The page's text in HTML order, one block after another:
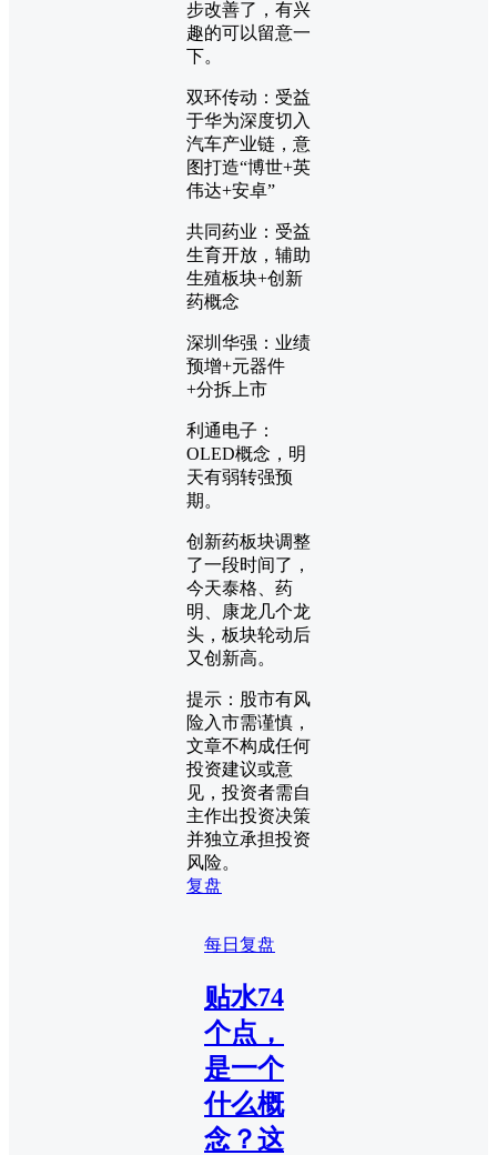
步改善了，有兴
趣的可以留意一
下。
双环传动：受益
于华为深度切入
汽车产业链，意
图打造“博世+英
伟达+安卓”
共同药业：受益
生育开放，辅助
生殖板块+创新
药概念
深圳华强：业绩
预增+元器件
+分拆上市
利通电子：
OLED概念，明
天有弱转强预
期。
创新药板块调整
了一段时间了，
今天泰格、药
明、康龙几个龙
头，板块轮动后
又创新高。
提示：股市有风
险入市需谨慎，
文章不构成任何
投资建议或意
见，投资者需自
主作出投资决策
并独立承担投资
风险。
复盘
每日复盘
贴水74
个点，
是一个
什么概
念？这